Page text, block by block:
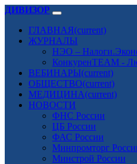
ДИВИЗОР
ГЛАВНАЯ(current)
ЖУРНАЛЫ
НЭО –
КонкуренTEAM -
ВЕБИНАРЫ(current)
ОБЩЕСТВО(current)
МЕДИЦИНА(current)
НОВОСТИ
ФНС России
ЦБ России
ФАС России
Минпромторг
Минстрой России